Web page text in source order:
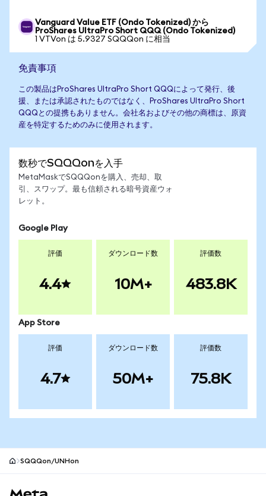
Vanguard Value ETF (Ondo Tokenized) から
ProShares UltraPro Short QQQ (Ondo Tokenized)
1 VTVon は 5.9327 SQQQon に相当
免責事項
この製品はProShares UltraPro Short QQQによって発行、後
援、または承認されたものではなく、ProShares UltraPro Short
QQQとの提携もありません。会社名およびその他の商標は、原資
産を特定するためのみに使用されます。
数秒でSQQQonを入手
MetaMaskでSQQQonを購入、売却、取
引、スワップ。最も信頼される暗号資産ウォ
レット。
Google Play
評価
4.4
ダウンロード数
10M+
評価数
483.8K
App Store
評価
4.7
ダウンロード数
50M+
評価数
75.8K
SQQQon/UNHon